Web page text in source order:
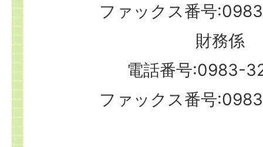
ファックス番号
財務係
電話番号:0983-
ファックス番号